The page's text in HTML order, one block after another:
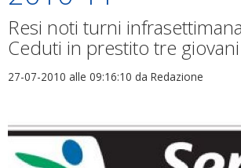
Resi noti turni
Ceduti in prestito tre giovani
27-07-2010 alle 09:16:10 da Redazione